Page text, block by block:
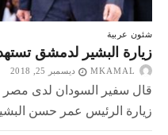
شئون عربية
زيارة البشير لدمشق
MKAMAL ديسمبر 25, 2018
قال سفير السودان لدى مصر
زيارة الرئيس عمر حسن